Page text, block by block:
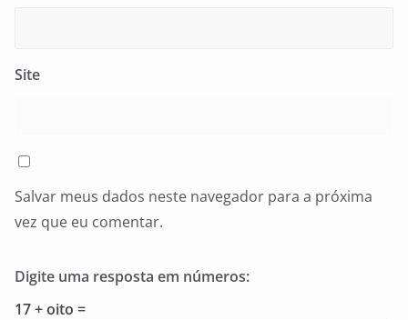
Site
Salvar meus dados neste navegador para a próxima
vez que eu comentar.
Digite uma resposta em números:
17 + oito =